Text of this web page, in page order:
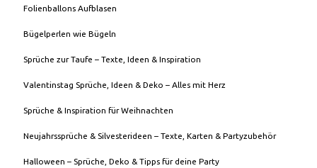
Folienballons Aufblasen
Bügelperlen wie Bügeln
Sprüche zur Taufe – Texte, Ideen & Inspiration
Valentinstag Sprüche, Ideen & Deko – Alles mit Herz
Sprüche & Inspiration für Weihnachten
Neujahrssprüche & Silvesterideen – Texte, Karten & Partyzubehör
Halloween – Sprüche, Deko & Tipps für deine Party